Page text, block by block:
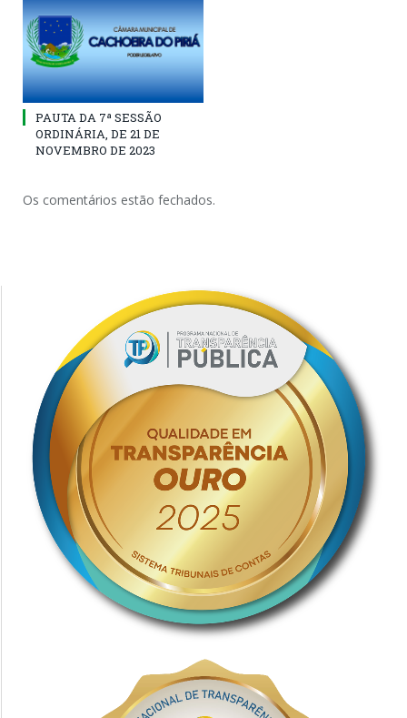
PAUTA DA 7ª SESSÃO
ORDINÁRIA, DE 21 DE
NOVEMBRO DE 2023
Os comentários estão fechados.